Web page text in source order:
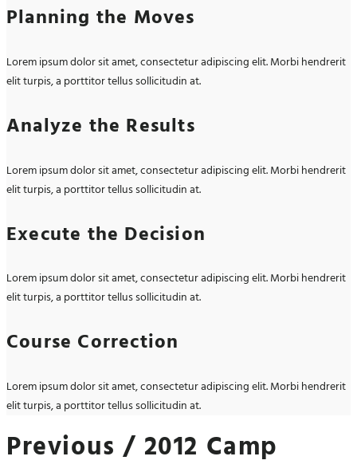
Planning the Moves
Lorem ipsum dolor sit amet, consectetur adipiscing elit. Morbi hendrerit
elit turpis, a porttitor tellus sollicitudin at.
Analyze the Results
Lorem ipsum dolor sit amet, consectetur adipiscing elit. Morbi hendrerit
elit turpis, a porttitor tellus sollicitudin at.
Execute the Decision
Lorem ipsum dolor sit amet, consectetur adipiscing elit. Morbi hendrerit
elit turpis, a porttitor tellus sollicitudin at.
Course Correction
Lorem ipsum dolor sit amet, consectetur adipiscing elit. Morbi hendrerit
elit turpis, a porttitor tellus sollicitudin at.
Previous / 2012 Camp